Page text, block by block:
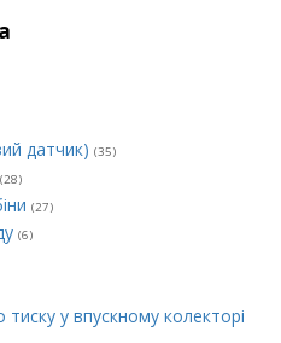
датчик) (35)
(28)
(27)
(6)
у впускному колекторі